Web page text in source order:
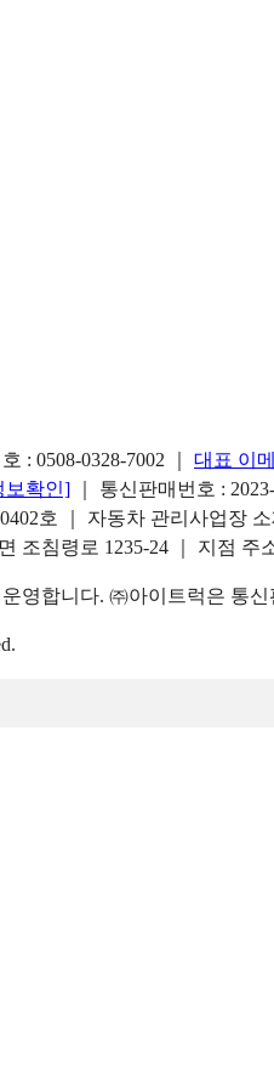
: 0508-0328-7002 대표 이
보확인]
｜ 통신판매번호 :
호 ｜ 자동차 관리사업장
조침령로 1235-24 ｜ 지점
영합니다. ㈜아이트럭은 통